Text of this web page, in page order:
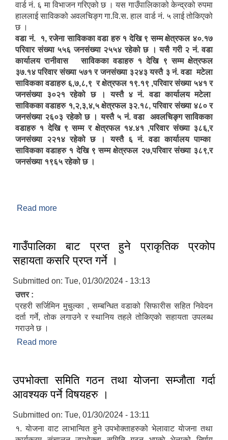
वार्ड नं. ६ मा विभाजन गरिएको छ । यस गाउँपालिकाको केन्द्रको रुपमा
हाललाई साविकको अवलचिङ्ग गा.वि.स. हाल वार्ड नं. ५ लाई तोकिएको
छ ।
वडा नं. १, रजेना साविकका वडा हरु १ देखि ९ सम्म क्षेत्रफल ४०.१७
परिवार संख्या ५५६ जनसंख्या २५५४ रहेको छ । यसै गरी २ नं. वडा
कार्यालय रानीवास साविकका वडाहरु १ देखि ९ सम्म क्षेत्रफल
३७.१४ परिवार संख्या ५७१ र जनसंख्या ३२४३ यस्तै ३ नं. वडा मटेला
साविकका वडाहरु ६,७,८,९ र क्षेत्रफल १९.१९ ,परिवार संख्या ५४१ र
जनसंख्या ३०२१ रहेको छ । यस्तै ४ नं. वडा कार्यालय मटेला
साविकका वडाहरु १,२,३,४,५ क्षेत्रफल ३२.१८, परिवार संख्या ४८० र
जनसंख्या २६०३ रहेको छ । यस्तै ५ नं. वडा अवलचिङ्ग साविकका
वडाहरु १ देखि ९ सम्म र क्षेत्रफल १४.४१ ,परिवार संख्या ३८६,र
जनसंख्या २२१४ रहेको छ । यस्तै ६ नं. वडा कार्यालय पाम्का
साविकका वडाहरु १ देखि ९ सम्म क्षेत्रफल २७,परिवार संख्या ३८९,र
जनसंख्या १९६५ रहेको छ ।
Read more
गाउँपालिका बाट प्रप्त हुने प्राकृतिक प्रकोप
सहायता कसरि प्रप्त गर्ने ।
Submitted on: Tue, 01/30/2024 - 13:13
उत्तर :
प्रहरी सर्जिमिन मुचुल्का , सम्बन्धित वडाको सिफारीस सहित निवेदन
दर्ता गर्ने, तोक लगाउने र स्थानिय तहले तोकिएकाे सहायता उपलब्ध
गराउने छ ।
Read more
उपभोक्ता समिति गठन तथा योजना सम्जाैता गर्दा
आवश्यक पर्ने विषयहरु ।
Submitted on: Tue, 01/30/2024 - 13:11
१. याेजना वाट लाभान्वित हुने उपभोक्ताहरुको भेलावाट याेजना तथा